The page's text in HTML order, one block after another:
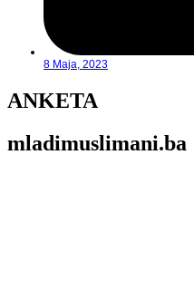
8 Maja, 2023
ANKETA
mladimuslimani.ba